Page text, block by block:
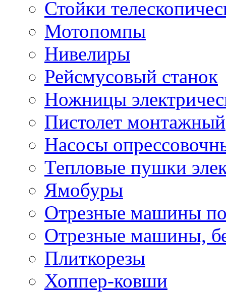
Стойки
Мотопомпы
Нивелиры
Рейсмусовый станок
Ножницы
Пистолет монтажный
Насосы
Тепловые пушки
Ямобуры
Отрезные машины
Отрезные машины,
Плиткорезы
Хоппер-ковши